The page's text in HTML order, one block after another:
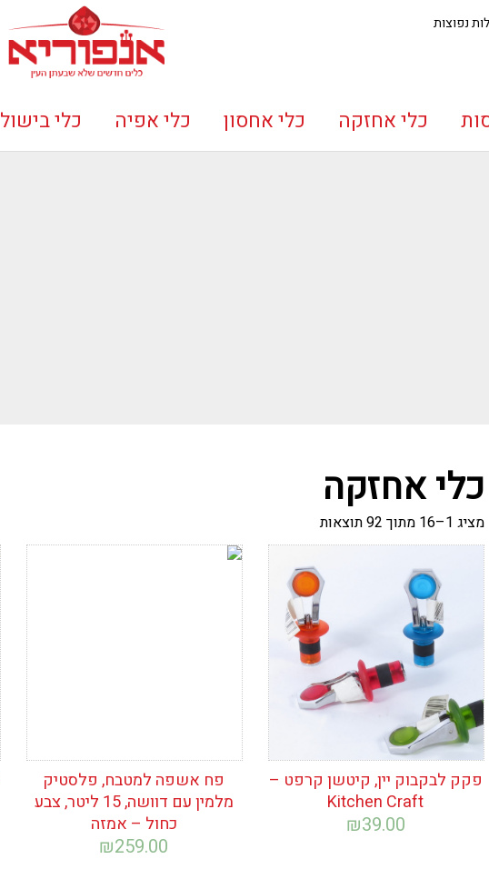
נפוצות
כלי אחזקה כלי אחסון כלי אפיה כלי בישול
כלי אחזקה
מציג 1–16 מתוך 92 תוצאות ממוין
הפריט
העדכני
ביותר
פקק לבקבוק יין, קיטשן קרפט –
Kitchen Craft
₪39.00
הוסף לרשימת
המשאלות
פח אשפה למטבח, פלסטיק
מלמין עם דוושה, 15 ליטר, צבע
כחול – אמזה
₪259.00